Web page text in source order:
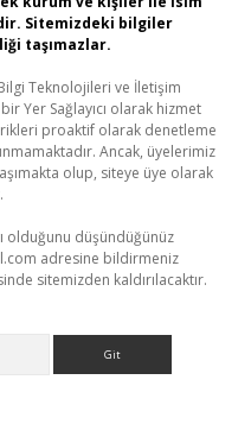
Sitemizdeki bilgiler
taşımazlar.
Teknolojileri ve İletişim
Yer Sağlayıcı olarak hizmet
proaktif olarak denetleme
Ancak, üyelerimiz
olup, siteye üye olarak
olduğunu düşündüğünüz
adresine bildirmeniz
sitemizden kaldırılacaktır.